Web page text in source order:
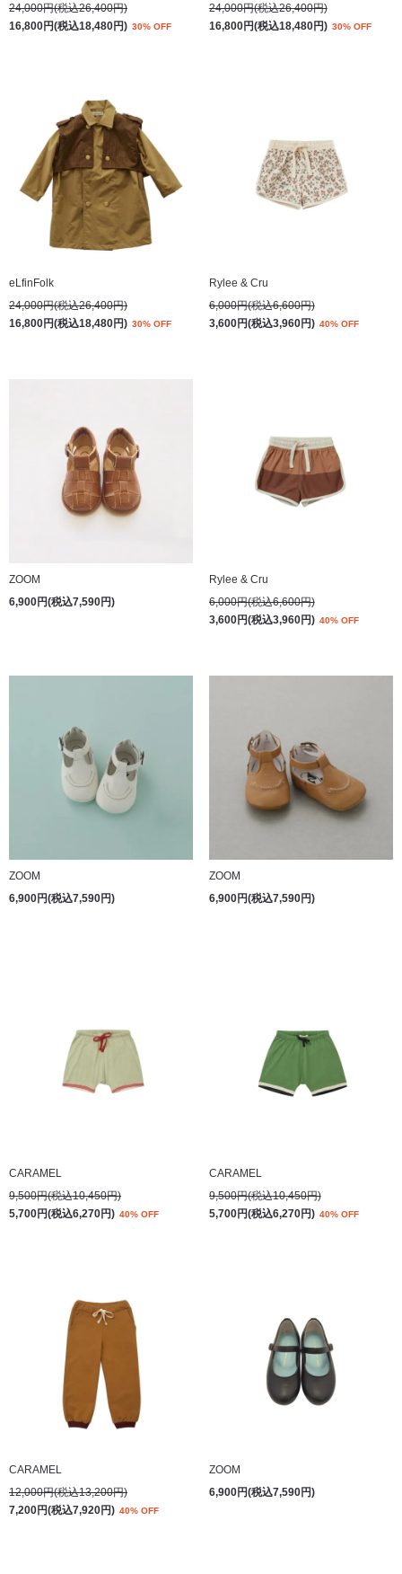
24,000円(税込26,400円)
16,800円(税込18,480円) 30% OFF
24,000円(税込26,400円)
16,800円(税込18,480円) 30% OFF
eLfinFolk
24,000円(税込26,400円)
16,800円(税込18,480円) 30% OFF
Rylee & Cru
6,000円(税込6,600円)
3,600円(税込3,960円) 40% OFF
ZOOM
6,900円(税込7,590円)
Rylee & Cru
6,000円(税込6,600円)
3,600円(税込3,960円) 40% OFF
ZOOM
6,900円(税込7,590円)
ZOOM
6,900円(税込7,590円)
CARAMEL
9,500円(税込10,450円)
5,700円(税込6,270円) 40% OFF
CARAMEL
9,500円(税込10,450円)
5,700円(税込6,270円) 40% OFF
CARAMEL
12,000円(税込13,200円)
7,200円(税込7,920円) 40% OFF
ZOOM
6,900円(税込7,590円)